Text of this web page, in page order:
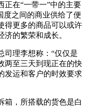
在“一带一”中的主要
度之间的商业供给了便
得更多的商品可以或许
的繁荣和成长。
理李想称：“仅仅是
两至三天到现正在的快
发运和客户的时效要求
，所搭载的货色是白